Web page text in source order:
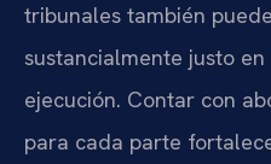
tribunales también
sustancialmente justo
ejecución. Contar con
para cada parte